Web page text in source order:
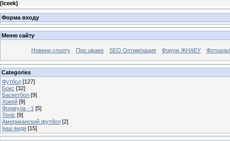
[Iceek]
Форма входу
Меню сайту
Новини спорту Про цікаве SEO Оптимізация Форум ЖНАЕУ
Categories
Футбол [127]
Бокс [32]
Баскетбол [9]
Хокей [9]
Формула - 1 [5]
Теніс [9]
Американский футбол [2]
Інші види [15]